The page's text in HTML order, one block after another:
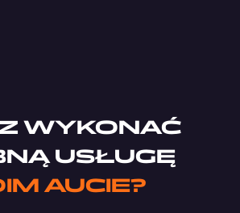
WYKONAĆ
USŁUGĘ
AUCIE?